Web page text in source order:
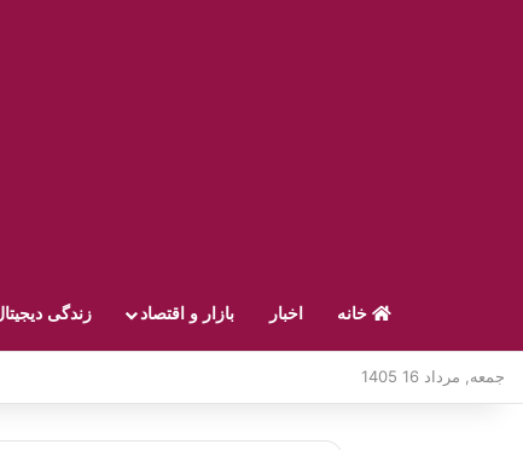
خانه اخبار بازار و اقتصاد زندگی
جمعه, مرداد 16 1405